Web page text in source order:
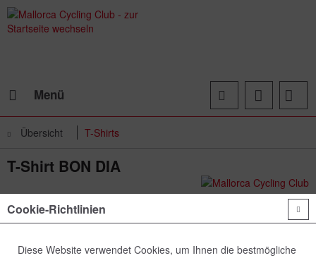
Menü
Übersicht T-Shirts
T-Shirt BON DIA
Cookie-Richtlinien
Diese Website verwendet Cookies, um Ihnen die bestmögliche